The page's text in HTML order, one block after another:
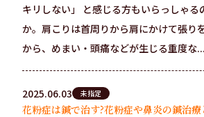
キリしない」 と感じる方もいらっしゃる
か。肩こりは首周りから肩にかけて張り
から、めまい・頭痛などが生じる重度な...
2025.06.03 未指定
花粉症は鍼で治す?花粉症や鼻炎の鍼治療